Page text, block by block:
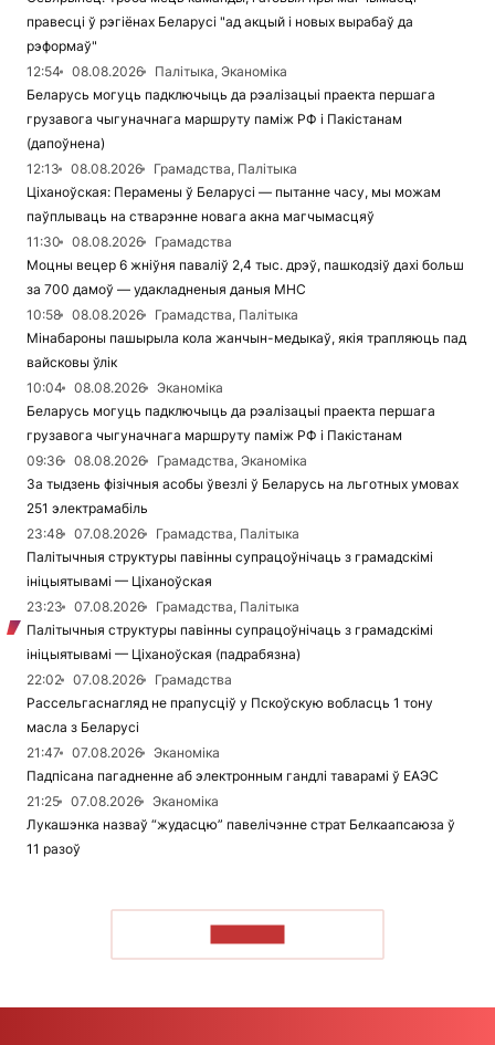
правесці ў рэгіёнах Беларусі "ад акцый і новых вырабаў да
рэформаў"
12:54
08.08.2026
Палітыка, Эканоміка
Беларусь могуць падключыць да рэалізацыі праекта першага
грузавога чыгуначнага маршруту паміж РФ і Пакістанам
(дапоўнена)
12:13
08.08.2026
Грамадства, Палітыка
Ціханоўская: Перамены ў Беларусі — пытанне часу, мы можам
паўплываць на стварэнне новага акна магчымасцяў
11:30
08.08.2026
Грамадства
Моцны вецер 6 жніўня паваліў 2,4 тыс. дрэў, пашкодзіў дахі больш
за 700 дамоў — удакладненыя даныя МНС
10:58
08.08.2026
Грамадства, Палітыка
Мінабароны пашырыла кола жанчын-медыкаў, якія трапляюць пад
вайсковы ўлік
10:04
08.08.2026
Эканоміка
Беларусь могуць падключыць да рэалізацыі праекта першага
грузавога чыгуначнага маршруту паміж РФ і Пакістанам
09:36
08.08.2026
Грамадства, Эканоміка
За тыдзень фізічныя асобы ўвезлі ў Беларусь на льготных умовах
251 электрамабіль
23:48
07.08.2026
Грамадства, Палітыка
Палітычныя структуры павінны супрацоўнічаць з грамадскімі
ініцыятывамі — Ціханоўская
23:23
07.08.2026
Грамадства, Палітыка
Палітычныя структуры павінны супрацоўнічаць з грамадскімі
ініцыятывамі — Ціханоўская (падрабязна)
22:02
07.08.2026
Грамадства
Рассельгаснагляд не прапусціў у Пскоўскую вобласць 1 тону
масла з Беларусі
21:47
07.08.2026
Эканоміка
Падпісана пагадненне аб электронным гандлі таварамі ў ЕАЭС
21:25
07.08.2026
Эканоміка
Лукашэнка назваў “жудасцю” павелічэнне страт Белкаапсаюза ў
11 разоў